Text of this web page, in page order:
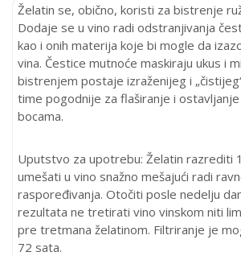
Želatin se, obično, koristi za bistrenje
Dodaje se u vino radi odstranjivanja
kao i onih materija koje bi mogle da
vina. Čestice mutnoće maskiraju ukus i
bistrenjem postaje izraženijeg i
time pogodnije za flaširanje i ostavljanje
bocama.
Uputstvo za upotrebu: Želatin razrediti
umešati u vino snažno mešajući radi
raspoređivanja. Otočiti posle nedelju
rezultata ne tretirati vino vinskom niti
pre tretmana želatinom. Filtriranje je
72 sata.